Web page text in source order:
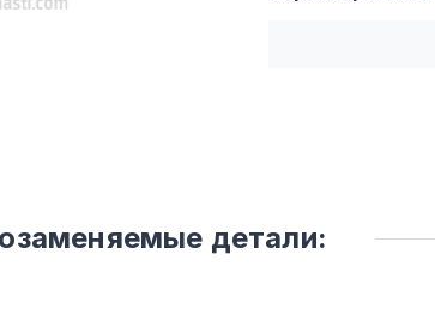
детали: